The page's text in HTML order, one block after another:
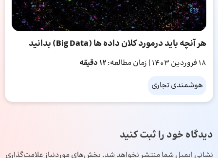
هر آنچه باید درمورد کلان داده ها (Big Data) بدانید
18 فروردین 1403 | زمان مطالعه:12 دقیقه
هوشمندی تجاری
دیدگاه خود را ثبت کنید
نشانی ایمیل شما منتشر نخواهد شد. بخش‌های موردنیاز علامت‌گذاری